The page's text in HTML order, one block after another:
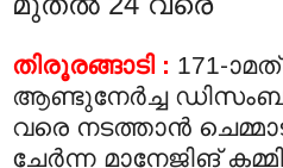
തിരൂരങ്ങാടി : 171-
ആണ്ടുനേര്‍ച്ച
വരെ നടത്താന്‍
ചേര്‍ന്ന മാനേജിങ്‌